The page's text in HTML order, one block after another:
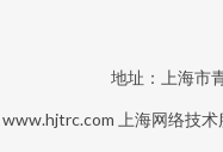
地址：上海市
www.hjtrc.com 上海网络技术